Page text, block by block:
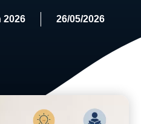
2026 26/05/2026